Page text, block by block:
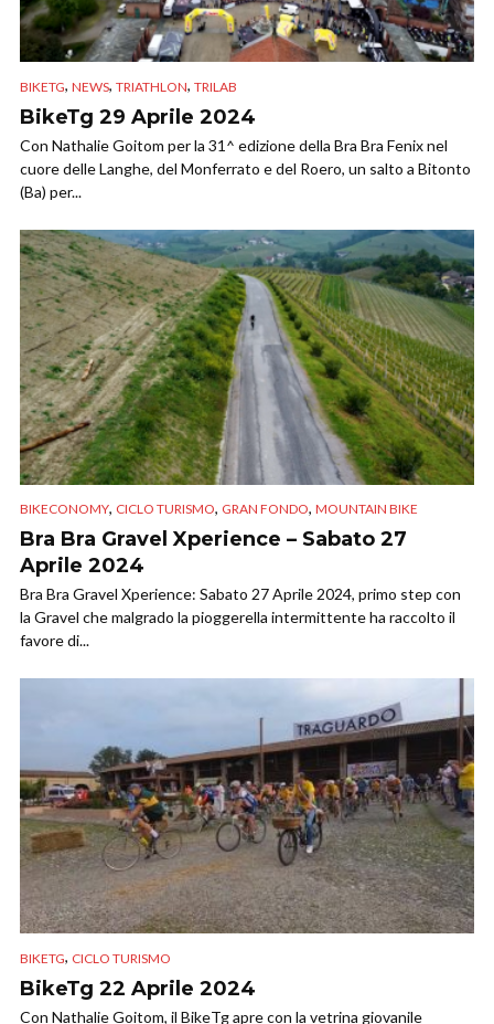
BIKETG, NEWS, TRIATHLON, TRILAB
BikeTg 29 Aprile 2024
Con Nathalie Goitom per la 31^ edizione della Bra Bra Fenix nel
cuore delle Langhe, del Monferrato e del Roero, un salto a Bitonto
(Ba) per...
BIKECONOMY, CICLO TURISMO, GRAN FONDO, MOUNTAIN BIKE
Bra Bra Gravel Xperience – Sabato 27
Aprile 2024
Bra Bra Gravel Xperience: Sabato 27 Aprile 2024, primo step con
la Gravel che malgrado la pioggerella intermittente ha raccolto il
favore di...
BIKETG, CICLO TURISMO
BikeTg 22 Aprile 2024
Con Nathalie Goitom, il BikeTg apre con la vetrina giovanile